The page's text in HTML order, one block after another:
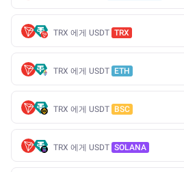
TRX 에게 USDT TRX
TRX 에게 USDT ETH
TRX 에게 USDT BSC
TRX 에게 USDT SOLANA